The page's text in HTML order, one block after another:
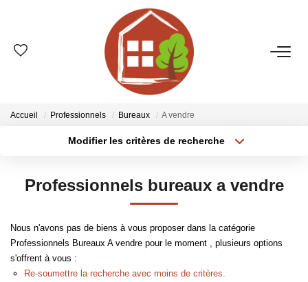
VENTES
ESTIMATION
GESTION
LE GROUPE
Qui Sommes-Nous ?
Accueil Professionnels Bureaux A vendre
Modifier les critères de recherche
Type de bien
Budget max Plus de critères
Professionnels bureaux a vendre
Nous n'avons pas de biens à vous proposer dans la catégorie
Professionnels Bureaux A vendre pour le moment , plusieurs options
s'offrent à vous :
Re-soumettre la recherche avec moins de critères.